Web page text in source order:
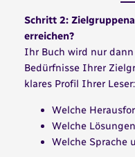
Schritt 2:
erreichen?
Ihr Buch wird nur
Bedürfnisse Ihrer
klares Profil Ihrer
Welche
Welche
Welche Sprache